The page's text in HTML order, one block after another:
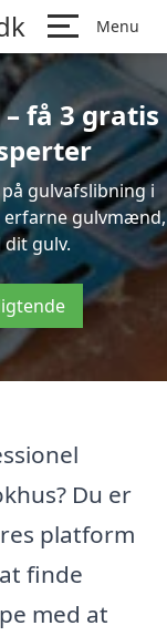
Menu
få 3 gratis
gulvafslibning i
erfarne gulvmænd,
gulv.
Du er
platform
finde
med at